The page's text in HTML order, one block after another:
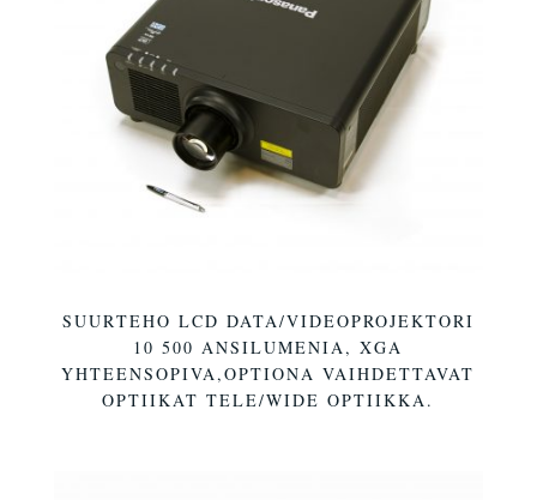
SUURTEHO LCD DATA/VIDEOPROJEKTORI
10 500 ANSILUMENIA, XGA
YHTEENSOPIVA,OPTIONA VAIHDETTAVAT
OPTIIKAT TELE/WIDE OPTIIKKA.